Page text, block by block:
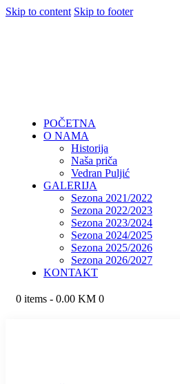
Skip to content Skip to footer
POČETNA
O NAMA
Historija
Naša priča
Vedran Puljić
GALERIJA
Sezona 2021/2022
Sezona 2022/2023
Sezona 2023/2024
Sezona 2024/2025
Sezona 2025/2026
Sezona 2026/2027
KONTAKT
0 items - 0.00 KM 0